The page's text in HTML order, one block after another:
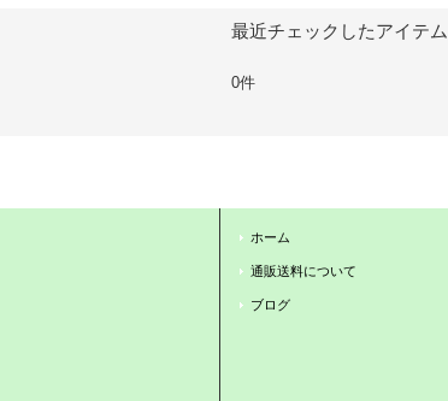
最近チェックしたアイテム
0件
ホーム
通販送料について
ブログ